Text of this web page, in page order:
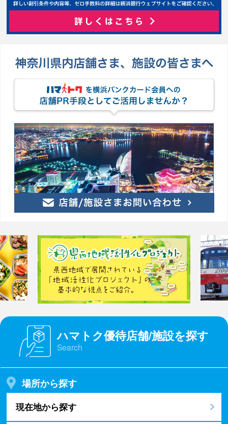
ハマトク優待店舗/施設を探す
Search
場所から探す
現在地から探す